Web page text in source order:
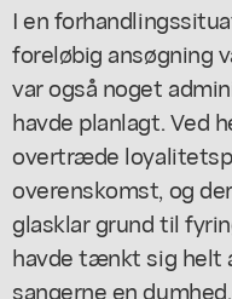
I en
foreløbig ansøgning
var også noget
havde planlagt. Ved
overtræde
overenskomst, og
glasklar grund til
havde tænkt sig helt
sangerne en